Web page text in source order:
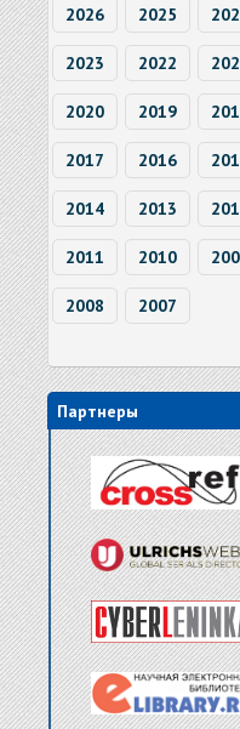
2026
2025
2023 2022
2020 2019
2017 2016
2014 2013
2011 2010
2008 2007
Партнеры